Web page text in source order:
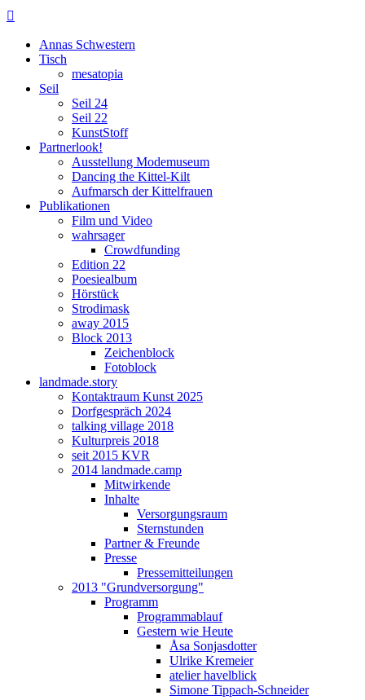

Annas Schwestern
Tisch
mesatopia
Seil
Seil 24
Seil 22
KunstStoff
Partnerlook!
Ausstellung Modemuseum
Dancing the Kittel-Kilt
Aufmarsch der Kittelfrauen
Publikationen
Film und Video
wahrsager
Crowdfunding
Edition 22
Poesiealbum
Hörstück
Strodimask
away 2015
Block 2013
Zeichenblock
Fotoblock
landmade.story
Kontaktraum Kunst 2025
Dorfgespräch 2024
talking village 2018
Kulturpreis 2018
seit 2015 KVR
2014 landmade.camp
Mitwirkende
Inhalte
Versorgungsraum
Sternstunden
Partner & Freunde
Presse
Pressemitteilungen
2013 "Grundversorgung"
Programm
Programmablauf
Gestern wie Heute
Åsa Sonjasdotter
Ulrike Kremeier
atelier havelblick
Simone Tippach-Schneider